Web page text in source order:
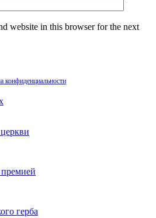
website in this browser for the next
конфиденциальности
герба